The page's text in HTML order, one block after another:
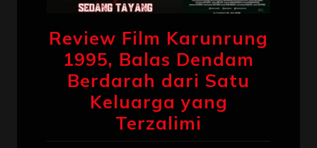
Review Film Karunrung
1995, Balas Dendam
Berdarah dari Satu
Keluarga yang
Terzalimi